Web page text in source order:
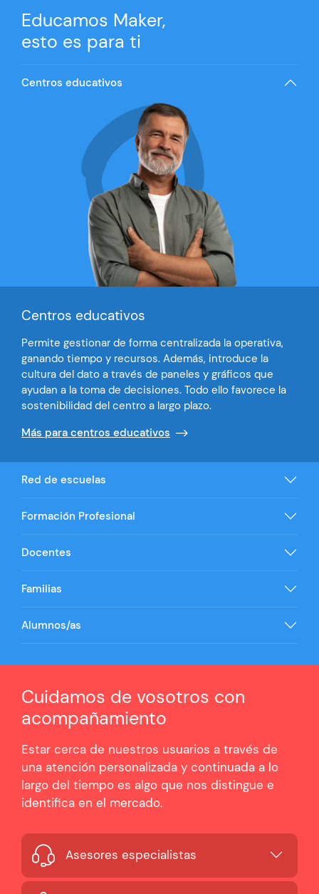
Educamos Maker,
esto es para ti
Centros educativos
Centros educativos
Permite gestionar de forma centralizada la operativa,
ganando tiempo y recursos. Además, introduce la
cultura del dato a través de paneles y gráficos que
ayudan a la toma de decisiones. Todo ello favorece la
sostenibilidad del centro a largo plazo.
Más para centros educativos
Red de escuelas
Formación Profesional
Docentes
Familias
Alumnos/as
Cuidamos de vosotros con
acompañamiento
Estar cerca de nuestros usuarios a través de
una atención personalizada y continuada a lo
largo del tiempo es algo que nos distingue e
identifica en el mercado.
Asesores especialistas